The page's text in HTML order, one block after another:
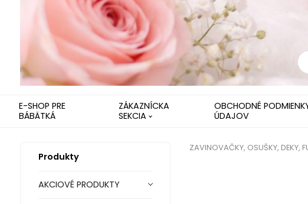
E-SHOP PRE
BÁBÄTKÁ
ZÁKAZNÍCKA
SEKCIA
OBCHODNÉ
ÚDAJOV
Produkty
AKCIOVÉ PRODUKTY
ZAVINOVAČKY, OSUŠKY, DEKY,